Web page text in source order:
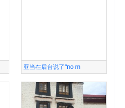
亚当在后台说了“no m